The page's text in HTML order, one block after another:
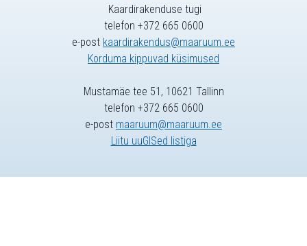
Kaardirakenduse tugi
telefon +372 665 0600
e-post kaardirakendus@maaruum.ee
Korduma kippuvad küsimused
Mustamäe tee 51, 10621 Tallinn
telefon +372 665 0600
e-post maaruum@maaruum.ee
Liitu uuGISed listiga